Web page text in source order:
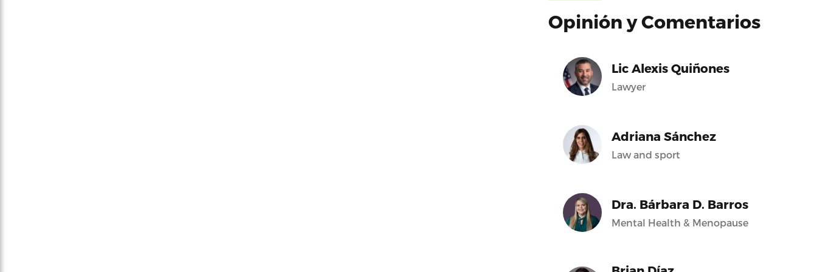
Opinión y Comentarios
Lic Alexis Quiñones
Lawyer
Adriana Sánchez
Law and sport
Dra. Bárbara D. Barros
Mental Health & Menopause